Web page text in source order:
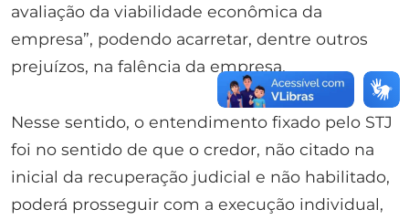
avaliação da viabilidade econômica da
empresa”, podendo acarretar, dentre outros
prejuízos, na falência da empresa.
Nesse sentido, o entendimento fixado pelo STJ
foi no sentido de que o credor, não citado na
inicial da recuperação judicial e não habilitado,
poderá prosseguir com a execução individual,